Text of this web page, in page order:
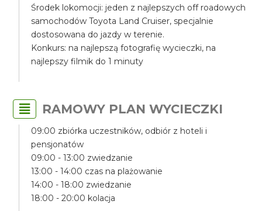
Środek lokomocji: jeden z najlepszych off roadowych
samochodów Toyota Land Cruiser, specjalnie
dostosowana do jazdy w terenie.
Konkurs: na najlepszą fotografię wycieczki, na
najlepszy filmik do 1 minuty
RAMOWY PLAN WYCIECZKI
09:00 zbiórka uczestników, odbiór z hoteli i
pensjonatów
09:00 - 13:00 zwiedzanie
13:00 - 14:00 czas na plażowanie
14:00 - 18:00 zwiedzanie
18:00 - 20:00 kolacja